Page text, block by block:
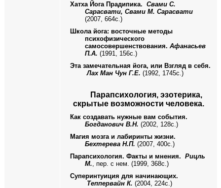
Хатха Йога Прадипика. Свами С.
Сарасвати, Свами М. Сарасвати
(2007, 664с.)
Школа йога: восточные методы
психофизического
самосовершенствования. Афанасьев
П.А. (1991, 156с.)
Эта замечательная йога, или Взгляд в себя.
Лах Ман Чун Г.Е. (1992, 1745с.)
Парапсихология, эзотерика,
скрытые возможности человека.
Как создавать нужные вам события.
Богданович В.Н. (2002, 128с.)
Магия мозга и лабиринты жизни.
Бехтерева Н.П. (2007, 400с.)
Парапсихология. Факты и мнения. Рицль
М., пер. с нем. (1999, 368с.)
Суперинтуиция для начинающих.
Теппервайн К. (2004, 224с.)